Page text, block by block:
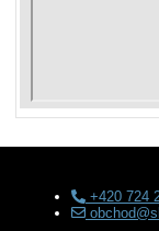
+420 724